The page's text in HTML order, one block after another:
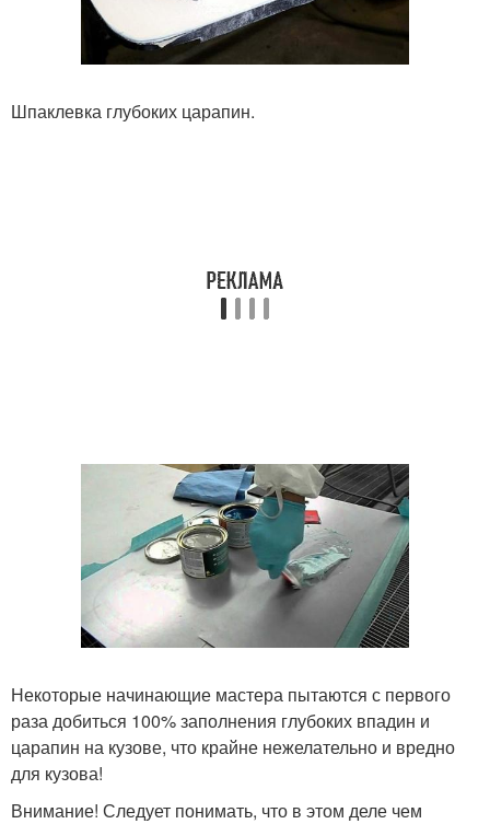
Шпаклевка глубоких царапин.
Некоторые начинающие мастера пытаются с первого
раза добиться 100% заполнения глубоких впадин и
царапин на кузове, что крайне нежелательно и вредно
для кузова!
Внимание! Следует понимать, что в этом деле чем